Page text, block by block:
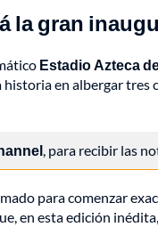
la gran
Estadio Azteca
en albergar
, para recibir las
para comenzar
en esta edición